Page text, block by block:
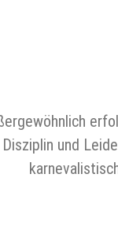
und